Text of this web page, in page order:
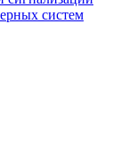
систем